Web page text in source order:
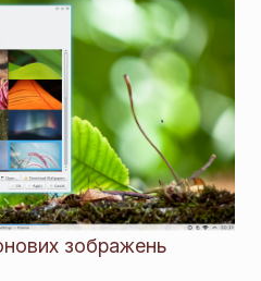
зображень